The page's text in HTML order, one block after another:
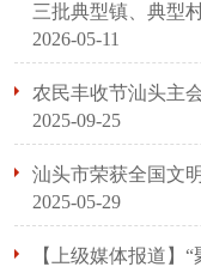
三批典型镇、典型
2026-05-11
农民丰收节汕头主
2025-09-25
汕头市荣获全国文
2025-05-29
【上级媒体报道】